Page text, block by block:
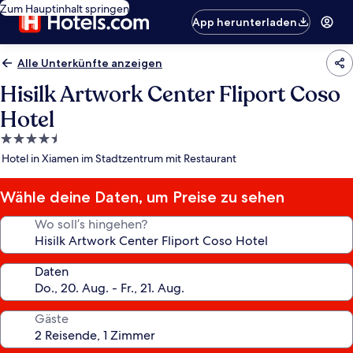
Zum Hauptinhalt springen
App herunterladen
Alle Unterkünfte anzeigen
Hisilk Artwork Center Fliport Coso
Hotel
4.5-
Sterne-
Hotel in Xiamen im Stadtzentrum mit Restaurant
Wähle deine Daten, um Preise zu sehen
Wo soll’s hingehen?
Daten
Gäste